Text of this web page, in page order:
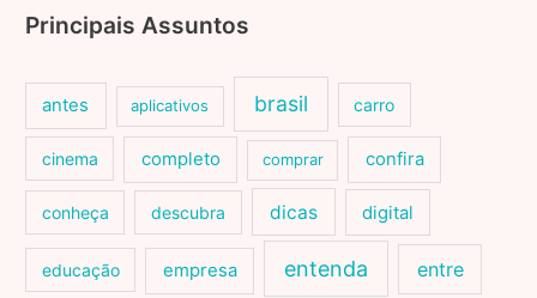
Principais Assuntos
antes aplicativos brasil carro
cinema completo comprar confira
conheça descubra dicas digital
educação empresa entenda entre